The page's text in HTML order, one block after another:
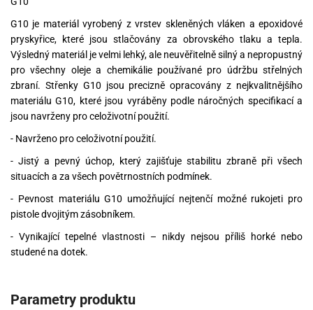
G10 je materiál vyrobený z vrstev skleněných vláken a epoxidové
pryskyřice, které jsou stlačovány za obrovského tlaku a tepla.
Výsledný materiál je velmi lehký, ale neuvěřitelně silný a nepropustný
pro všechny oleje a chemikálie používané pro údržbu střelných
zbraní. Střenky G10 jsou precizně opracovány z nejkvalitnějšího
materiálu G10, které jsou vyráběny podle náročných specifikací a
jsou navrženy pro celoživotní použití.
- Navrženo pro celoživotní použití.
- Jistý a pevný úchop, který zajišťuje stabilitu zbraně při všech
situacích a za všech povětrnostních podmínek.
- Pevnost materiálu G10 umožňující nejtenčí možné rukojeti pro
pistole dvojitým zásobníkem.
- Vynikající tepelné vlastnosti – nikdy nejsou příliš horké nebo
studené na dotek.
Parametry produktu